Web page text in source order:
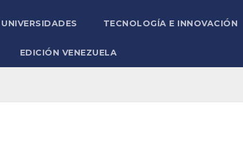
UNIVERSIDADES TECNOLOGÍA E INNOVACIÓN
EDICIÓN VENEZUELA